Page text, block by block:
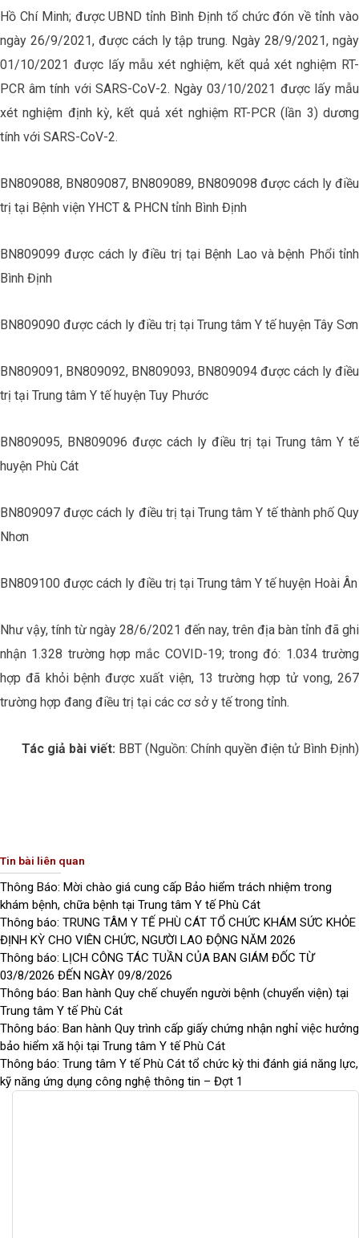
Hồ Chí Minh; được UBND tỉnh Bình Định tổ chức đón về tỉnh vào
ngày 26/9/2021, được cách ly tập trung. Ngày 28/9/2021, ngày
01/10/2021 được lấy mẫu xét nghiệm, kết quả xét nghiệm RT-
PCR âm tính với SARS-CoV-2. Ngày 03/10/2021 được lấy mẫu
xét nghiệm định kỳ, kết quả xét nghiệm RT-PCR (lần 3) dương
tính với SARS-CoV-2.
BN809088, BN809087, BN809089, BN809098 được cách ly điều
trị tại Bệnh viện YHCT & PHCN tỉnh Bình Định
BN809099 được cách ly điều trị tại Bệnh Lao và bệnh Phổi tỉnh
Bình Định
BN809090 được cách ly điều trị tại Trung tâm Y tế huyện Tây Sơn
BN809091, BN809092, BN809093, BN809094 được cách ly điều
trị tại Trung tâm Y tế huyện Tuy Phước
BN809095, BN809096 được cách ly điều trị tại Trung tâm Y tế
huyện Phù Cát
BN809097 được cách ly điều trị tại Trung tâm Y tế thành phố Quy
Nhơn
BN809100 được cách ly điều trị tại Trung tâm Y tế huyện Hoài Ân
Như vậy, tính từ ngày 28/6/2021 đến nay, trên địa bàn tỉnh đã ghi
nhận 1.328 trường hợp mắc COVID-19; trong đó: 1.034 trường
hợp đã khỏi bệnh được xuất viện, 13 trường hợp tử vong, 267
trường hợp đang điều trị tại các cơ sở y tế trong tỉnh.
Tác giả bài viết: BBT (Nguồn: Chính quyền điện tử Bình Định)
Tin bài liên quan
Thông Báo: Mời chào giá cung cấp Bảo hiểm trách nhiệm trong
khám bệnh, chữa bệnh tại Trung tâm Y tế Phù Cát
Thông báo: TRUNG TÂM Y TẾ PHÙ CÁT TỔ CHỨC KHÁM SỨC KHỎE
ĐỊNH KỲ CHO VIÊN CHỨC, NGƯỜI LAO ĐỘNG NĂM 2026
Thông báo: LỊCH CÔNG TÁC TUẦN CỦA BAN GIÁM ĐỐC TỪ
03/8/2026 ĐẾN NGÀY 09/8/2026
Thông báo: Ban hành Quy chế chuyển người bệnh (chuyển viện) tại
Trung tâm Y tế Phù Cát
Thông báo: Ban hành Quy trình cấp giấy chứng nhận nghỉ việc hưởng
bảo hiểm xã hội tại Trung tâm Y tế Phù Cát
Thông báo: Trung tâm Y tế Phù Cát tổ chức kỳ thi đánh giá năng lực,
kỹ năng ứng dụng công nghệ thông tin – Đợt 1